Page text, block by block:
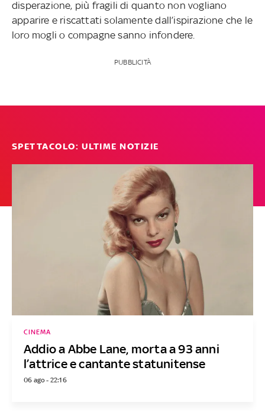
disperazione, più fragili di quanto non vogliano
apparire e riscattati solamente dall’ispirazione che le
loro mogli o compagne sanno infondere.
PUBBLICITÀ
SPETTACOLO: ULTIME NOTIZIE
Addio a Abbe Lane, morta a 93 anni
l’attrice e cantante statunitense
CINEMA
06 ago - 22:16